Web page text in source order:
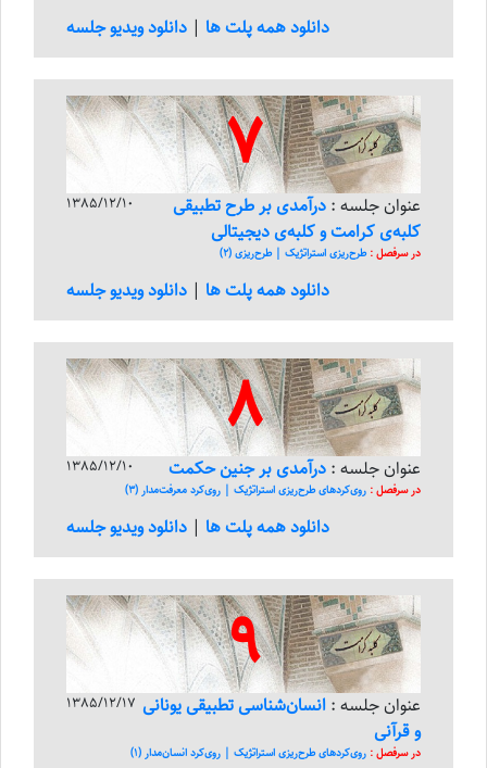
دانلود همه پلت ها | دانلود ویدیو جلسه
7
1385/12/10 عنوان جلسه : درآمدی بر طرح تطبیقی
کلبه‌ی کرامت و کلبه‌ی دیجیتالی
در سرفصل :طرح‌ریزی استراتژیک | طرح‌ریزی (2)
دانلود همه پلت ها | دانلود ویدیو جلسه
8
1385/12/10 عنوان جلسه : درآمدی بر جنین حکمت
در سرفصل : روی‌کرد‌های طرح‌ریزی استراتژیک | روی‌کرد معرفت‌مدار (3)
دانلود همه پلت ها | دانلود ویدیو جلسه
9
1385/12/17 عنوان جلسه : انسان‌شناسی تطبیقی یونانی
و قرآنی
در سرفصل : روی‌کرد‌های طرح‌ریزی استراتژیک | روی‌کرد انسان‌مدار (1)